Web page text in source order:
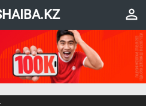
perm_identity